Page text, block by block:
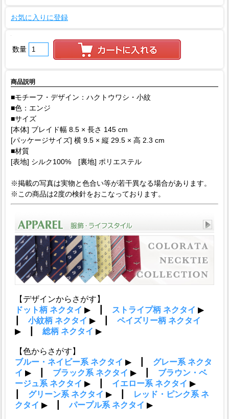
お気に入りに登録
数量
商品説明
■モチーフ・デザイン：ハクトウワシ・小紋
■色：エンジ
■サイズ
[本体] ブレイド幅 8.5 × 長さ 145 cm
[パッケージサイズ] 横 9.5 × 縦 29.5 × 高 2.3 cm
■材質
[表地] シルク100% [裏地] ポリエステル
※掲載の写真は実物と色合い等が若干異なる場合があります。
※この商品は2度の検針をおこなっております。